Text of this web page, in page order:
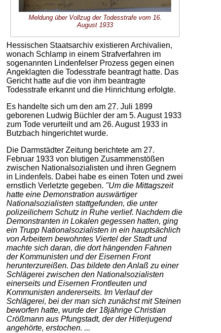
Meldung über Vollzug der Todesstrafe vom 16.
August 1933
Hessischen Staatsarchiv existieren Archivalien,
wonach Schlamp in einem Strafverfahren im
sogenannten Lindenfelser Prozess gegen einen
Angeklagten die Todesstrafe beantragt hatte. Das
Gericht hatte auf die von ihm beantragte
Todesstrafe erkannt und die Hinrichtung erfolgte.
Es handelte sich um den am 27. Juli 1899
geborenen Ludwig Büchler der am 5. August 1933
zum Tode verurteilt und am 26. August 1933 in
Butzbach hingerichtet wurde.
Die Darmstädter Zeitung berichtete am 27.
Februar 1933 von blutigen Zusammenstößen
zwischen Nationalsozialisten und ihren Gegnern
in Lindenfels. Dabei habe es einen Toten und zwei
ernstlich Verletzte gegeben. "Um die Mittagszeit
hatte eine Demonstration auswärtiger
Nationalsozialisten stattgefunden, die unter
polizeilichem Schutz in Ruhe verlief. Nachdem die
Demonstranten in Lokalen gegessen hatten, ging
ein Trupp Nationalsozialisten in ein hauptsächlich
von Arbeitern bewohntes Viertel der Stadt und
machte sich daran, die dort hängenden Fahnen
der Kommunisten und der Eisernen Front
herunterzureißen. Das bildete den Anlaß zu einer
Schlägerei zwischen den Nationalsozialisten
einerseits und Eisernen Frontleuten und
Kommunisten andererseits. Im Verlauf der
Schlägerei, bei der man sich zunächst mit Steinen
beworfen hatte, wurde der 18jährige Christian
Crößmann aus Pfungstadt, der der Hitlerjugend
angehörte, erstochen. ...